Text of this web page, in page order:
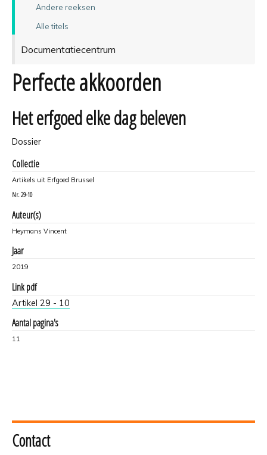
Andere reeksen
Alle titels
Documentatiecentrum
Perfecte akkoorden
Het erfgoed elke dag beleven
Dossier
Collectie
Artikels uit Erfgoed Brussel
Nr. 29-10
Auteur(s)
Heymans Vincent
Jaar
2019
Link pdf
Artikel 29 - 10
Aantal pagina's
11
Contact